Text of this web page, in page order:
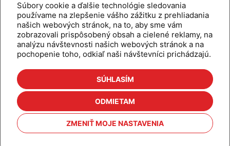
Súbory cookie a ďalšie technológie sledovania
používame na zlepšenie vášho zážitku z prehliadania
našich webových stránok, na to, aby sme vám
zobrazovali prispôsobený obsah a cielené reklamy, na
analýzu návštevnosti našich webových stránok a na
pochopenie toho, odkiaľ naši návštevníci prichádzajú.
SÚHLASÍM
ODMIETAM
ZMENIŤ MOJE NASTAVENIA
Domov
Produkty
Aktuality
Odber šikovné tipy
Kalkulačky
Cenníky
Na stiahnutie
Referencie
Kontakt
Nastavenie cookies